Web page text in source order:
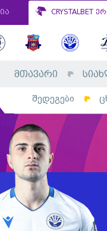
მთავარი
შედეგები